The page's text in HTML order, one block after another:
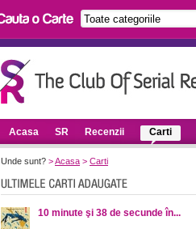
Acasa SR Recenzii Carti
Unde sunt? >Acasa > Carti
10 minute şi 38 de secunde în...